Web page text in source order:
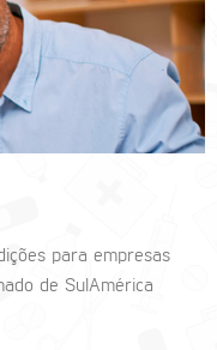
para empresas
de SulAmérica